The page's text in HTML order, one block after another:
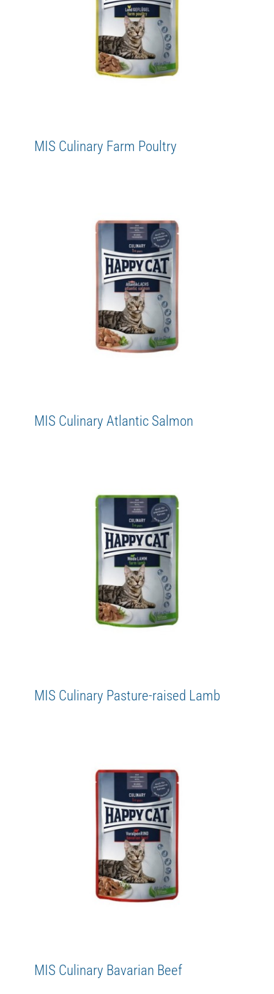
MIS Culinary Farm Poultry
Culinary Happy Cat MIS
MIS Culinary Farm Poultry
MIS Culinary Atlantic Salmon
Culinary Happy Cat MIS
MIS Culinary Atlantic Salmon
MIS Culinary Pasture-raised Lamb
Culinary Happy Cat MIS
MIS Culinary Pasture-raised Lamb
MIS Culinary Bavarian Beef